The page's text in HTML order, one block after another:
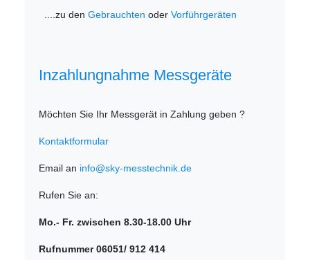
....zu denGebrauchten oderVorführgeräten
Inzahlungnahme Messgeräte
Möchten Sie Ihr Messgerät in Zahlung geben ?
Kontaktformular
Email an info@sky-messtechnik.de
Rufen Sie an:
Mo.- Fr. zwischen 8.30-18.00 Uhr
Rufnummer 06051/ 912 414